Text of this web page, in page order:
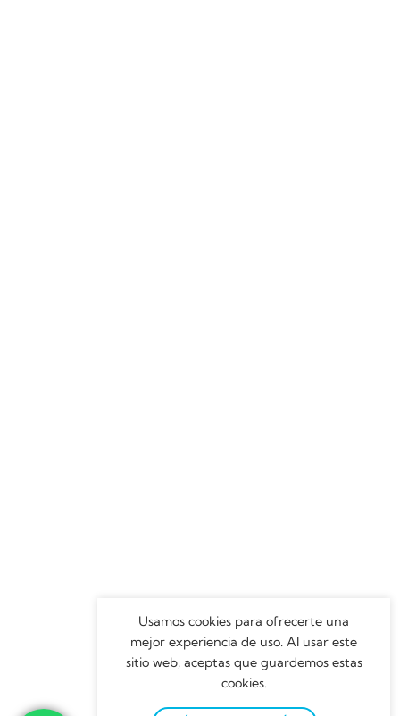
Usamos cookies para ofrecerte una
mejor experiencia de uso. Al usar este
sitio web, aceptas que guardemos estas
cookies.